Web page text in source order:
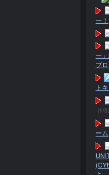
ー！
ー
ブ
ト
(1/5)
ーム